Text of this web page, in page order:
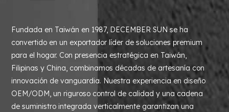
Fundada en Taiwán en 1987, DECEMBER SUN se ha
convertido en un exportador líder de soluciones premium
para el hogar. Con presencia estratégica en Taiwán,
Filipinas y China, combinamos décadas de artesanía con
innovación de vanguardia. Nuestra experiencia en diseño
OEM/ODM, un riguroso control de calidad y una cadena
de suministro integrada verticalmente garantizan una